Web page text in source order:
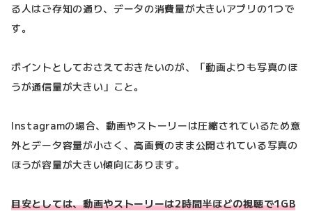
る人はご存知の通り、データの消費量が大きいアプリの1つで
す。
ポイントとしておさえておきたいのが、「動画よりも写真のほ
うが通信量が大きい」こと。
Instagramの場合、動画やストーリーは圧縮されているため意
外とデータ容量が小さく、高画質のまま公開されている写真の
ほうが容量が大きい傾向にあります。
目安としては、動画やストーリーは2時間半ほどの視聴で1GB